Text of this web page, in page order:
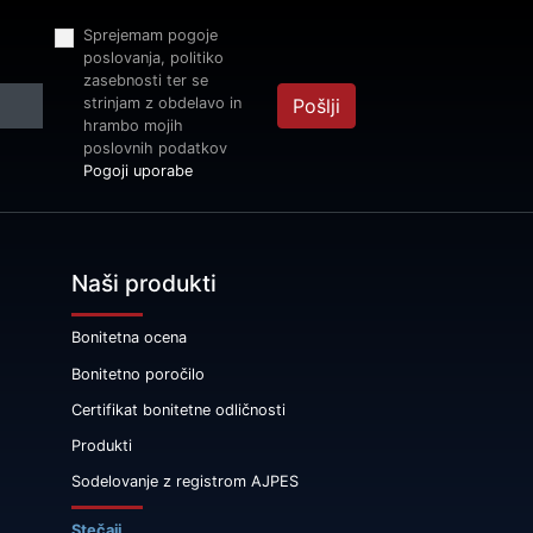
Sprejemam pogoje
poslovanja, politiko
zasebnosti ter se
strinjam z obdelavo in
hrambo mojih
poslovnih podatkov
Pogoji uporabe
Pošlji
Naši produkti
Bonitetna ocena
Bonitetno poročilo
Certifikat bonitetne odličnosti
Produkti
Sodelovanje z registrom AJPES